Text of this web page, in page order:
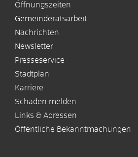
Öffnungszeiten
Gemeinderatsarbeit
Nachrichten
Newsletter
Presseservice
Stadtplan
Karriere
Schaden melden
Links & Adressen
Öffentliche Bekanntmachungen